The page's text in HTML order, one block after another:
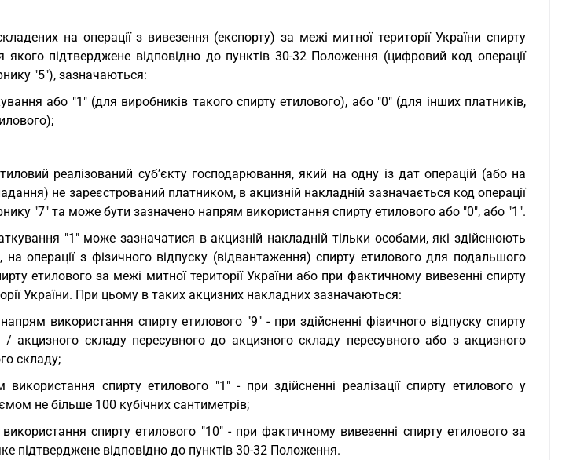
на операції з вивезення (експорту) за межі митної території України спирту
якого підтверджене відповідно до пунктів 30-32 Положення (цифровий код операції
"5"), зазначаються:
або "1" (для виробників такого спирту етилового), або "0" (для інших платників,
реалізований суб’єкту господарювання, який на одну із дат операцій (або на
не зареєстрований платником, в акцизній накладній зазначається код операції
"7" та може бути зазначено напрям використання спирту етилового або "0", або "1".
"1" може зазначатися в акцизній накладній тільки особами, які здійснюють
на операції з фізичного відпуску (відвантаження) спирту етилового для подальшого
етилового за межі митної території України або при фактичному вивезенні спирту
України. При цьому в таких акцизних накладних зазначаються:
використання спирту етилового "9" - при здійсненні фізичного відпуску спирту
акцизного складу пересувного до акцизного складу пересувного або з акцизного
складу;
спирту етилового "1" - при здійсненні реалізації спирту етилового у
не більше 100 кубічних сантиметрів;
спирту етилового "10" - при фактичному вивезенні спирту етилового за
підтверджене відповідно до пунктів 30-32 Положення.